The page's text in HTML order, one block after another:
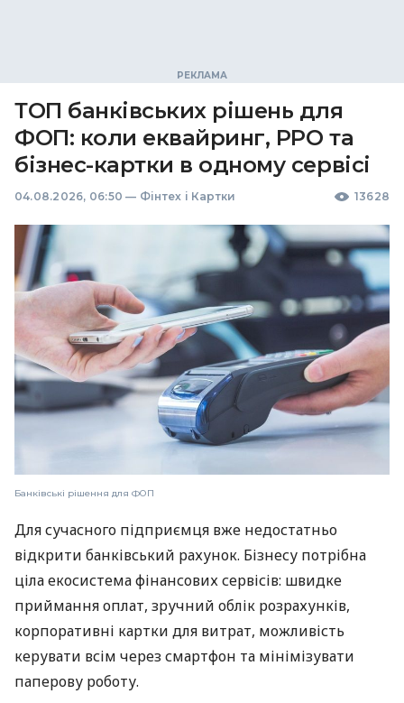
ТОП банківських рішень для
ФОП: коли еквайринг, РРО та
бізнес-картки в одному сервісі
04.08.2026, 06:50 — Фінтех і Картки 13628
Банківські рішення для ФОП
Для сучасного підприємця вже недостатньо
відкрити банківський рахунок. Бізнесу потрібна
ціла екосистема фінансових сервісів: швидке
приймання оплат, зручний облік розрахунків,
корпоративні картки для витрат, можливість
керувати всім через смартфон та мінімізувати
паперову роботу.